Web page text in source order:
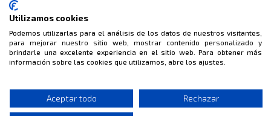
conocimientos técnicos avanzados, son directrices a
tener…
CONSULTORÍA · INFORMÁTICA · INTERNET
Utilizamos cookies
Podemos utilizarlas para el análisis de los datos de nuestros visitantes,
para mejorar nuestro sitio web, mostrar contenido personalizado y
brindarle una excelente experiencia en el sitio web. Para obtener más
información sobre las cookies que utilizamos, abre los ajustes.
Aceptar todo Rechazar